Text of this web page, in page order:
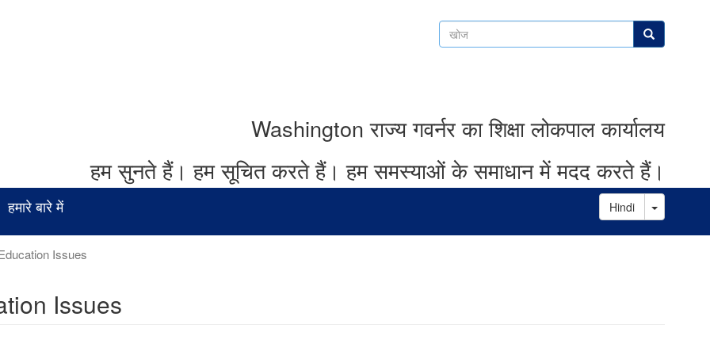
खोज खोज
Washington राज्य गवर्नर का शिक्षा लोकपाल कार्यालय
हम सुनते हैं। हम सूचित करते हैं। हम समस्याओं के समाधान में मदद करते हैं।
हमारे बारे में Hindi Toggle
Issues
Issues